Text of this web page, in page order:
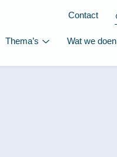
Contact
Thema’s Wat we doen